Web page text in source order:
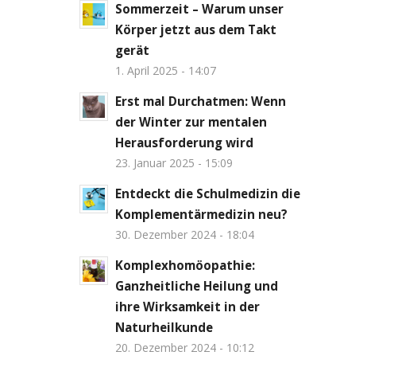
Sommerzeit – Warum unser
Körper jetzt aus dem Takt
gerät
1. April 2025 - 14:07
Erst mal Durchatmen: Wenn
der Winter zur mentalen
Herausforderung wird
23. Januar 2025 - 15:09
Entdeckt die Schulmedizin die
Komplementärmedizin neu?
30. Dezember 2024 - 18:04
Komplexhomöopathie:
Ganzheitliche Heilung und
ihre Wirksamkeit in der
Naturheilkunde
20. Dezember 2024 - 10:12